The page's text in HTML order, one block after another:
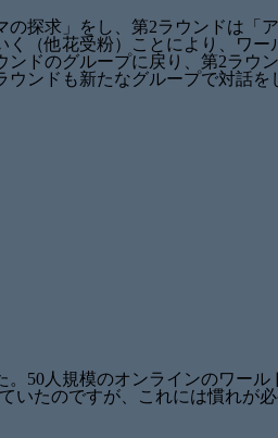
探求」をし、第2ラウンドは「
（他花受粉）ことにより、ワ
ドのグループに戻り、第2ラウ
ンドも新たなグループで対話を
50人規模のオンラインのワー
たのですが、これには慣れが